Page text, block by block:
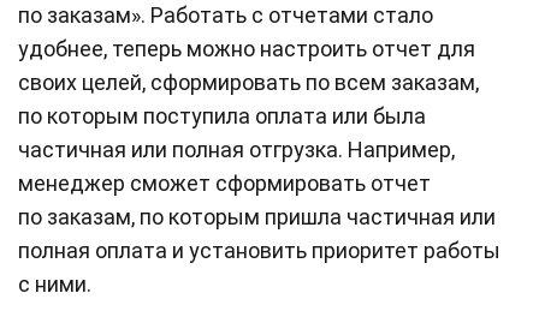
по заказам». Работать с отчетами стало
удобнее, теперь можно настроить отчет для
своих целей, сформировать по всем заказам,
по которым поступила оплата или была
частичная или полная отгрузка. Например,
менеджер сможет сформировать отчет
по заказам, по которым пришла частичная или
полная оплата и установить приоритет работы
с ними.